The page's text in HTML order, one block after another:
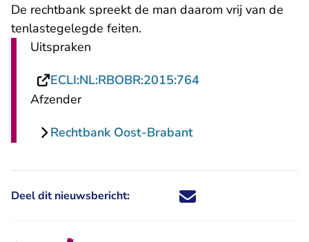
De rechtbank spreekt de man daarom vrij van de
tenlastegelegde feiten.
Uitspraken
ECLI:NL:RBOBR:2015:764- U verlaat
Afzender
Rechtbank Oost-Brabant
Deel dit nieuwsbericht: Deel dit nieuwsbericht via X -
Deel dit nieuwsbericht via
Deel dit nieuwsbericht
Deel dit